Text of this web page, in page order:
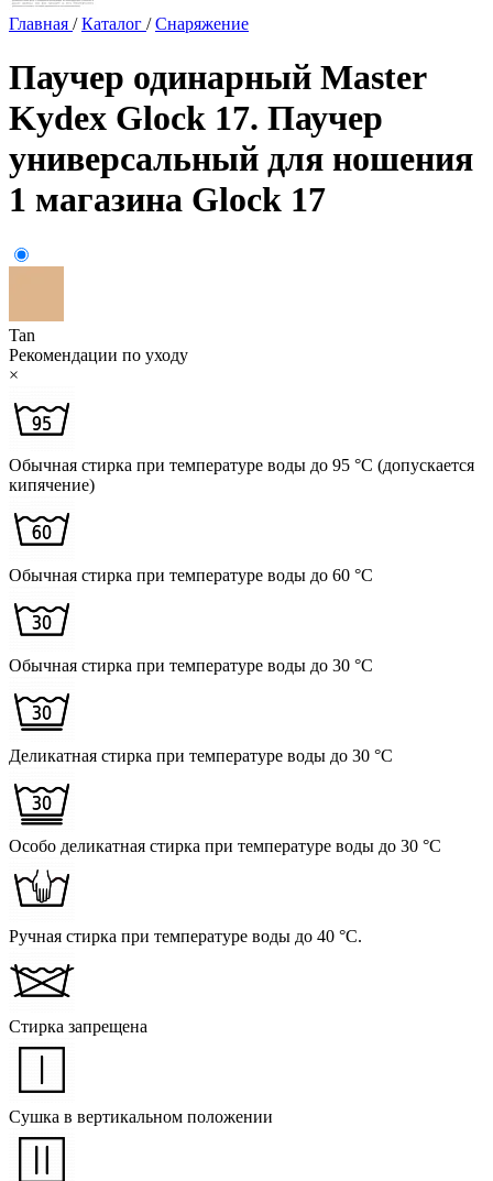
Главная / Каталог / Снаряжение
Паучер одинарный Master
Kydex Glock 17. Паучер
универсальный для ношения
1 магазина Glock 17
Tan
Рекомендации по уходу
×
Обычная стирка при температуре воды до 95 °C (допускается
кипячение)
Обычная стирка при температуре воды до 60 °C
Обычная стирка при температуре воды до 30 °C
Деликатная стирка при температуре воды до 30 °C
Особо деликатная стирка при температуре воды до 30 °C
Ручная стирка при температуре воды до 40 °C.
Стирка запрещена
Сушка в вертикальном положении